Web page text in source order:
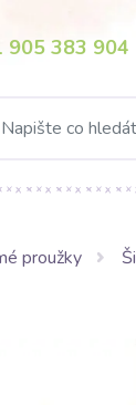
905 383 904
proužky